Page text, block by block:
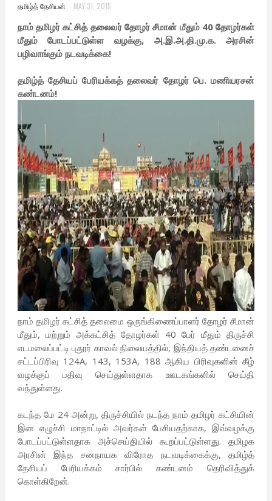
தமிழ்த் தேசியன் MAY 31, 2015
நாம் தமிழர் கட்சித் தலைவர் தோழர் சீமான் மீதும் 40 தோழர்கள்
மீதும் போடப்பட்டுள்ள வழக்கு, அ.இ.அ.தி.மு.க. அரசின்
பழிவாங்கும் நடவடிக்கை!
தமிழ்த் தேசியப் பேரியக்கத் தலைவர் தோழர் பெ. மணியரசன்
கண்டனம்!
நாம் தமிழர் கட்சித் தலைமை ஒருங்கிணைப்பாளர் தோழர் சீமான்
மீதும், மற்றும் அக்கட்சித் தோழர்கள் 40 பேர் மீதும் திருச்சி
எடமலைப்பட்டி புதூர் காவல் நிலையத்தில், இந்தியத் தண்டனைச்
சட்டப்பிரிவு 124A, 143, 153A, 188 ஆகிய பிரிவுகளின் கீழ்
வழக்குப் பதிவு செய்துள்ளதாக ஊடகங்களில் செய்தி
வந்துள்ளது.
கடந்த மே 24 அன்று, திருச்சியில் நடந்த நாம் தமிழர் கட்சியின்
இன எழுச்சி மாநாட்டில் அவர்கள் பேசியதற்காக, இவ்வழக்கு
போடப்பட்டுள்ளதாக அச்செய்தியில் கூறப்பட்டுள்ளது. தமிழக
அரசின் இந்த சனநாயக விரோத நடவடிக்கைக்கு, தமிழ்த்
தேசியப் பேரியக்கம் சார்பில் கண்டனம் தெரிவித்துக்
கொள்கிறேன்.